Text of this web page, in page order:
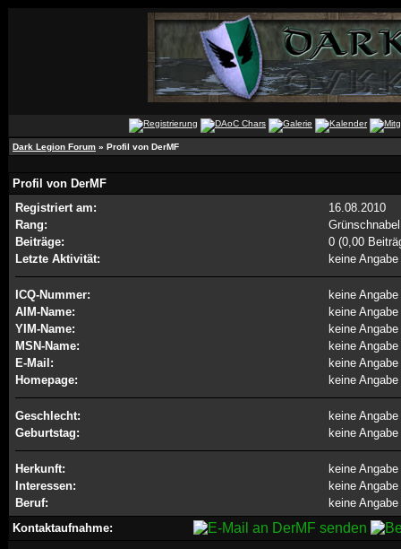
Dark Legion Forum » Profil von DerMF
Profil von DerMF
Registriert am:
16.08.2010
Rang:
Beiträge:
0 (0,00
Letzte Aktivität:
keine Angabe
ICQ-Nummer:
keine Angabe
AIM-Name:
keine Angabe
YIM-Name:
keine Angabe
MSN-Name:
keine Angabe
E-Mail:
keine Angabe
Homepage:
keine Angabe
Geschlecht:
keine Angabe
Geburtstag:
keine Angabe
Herkunft:
keine Angabe
Interessen:
keine Angabe
Beruf:
keine Angabe
Kontaktaufnahme: